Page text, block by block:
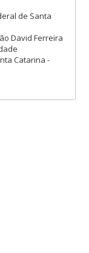
de Santa
David Ferreira
Catarina -